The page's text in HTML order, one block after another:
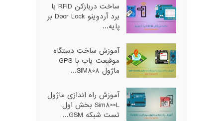
ساخت دربازکن RFID با
برد آردوینو Door Lock بر
پایه...
آموزش ساخت دستگاه
موقیعت یاب با GPS
ماژول SIM808...
آموزش راه اندازی ماژول
Sim800L بخش اول
تست شبکه GSM...